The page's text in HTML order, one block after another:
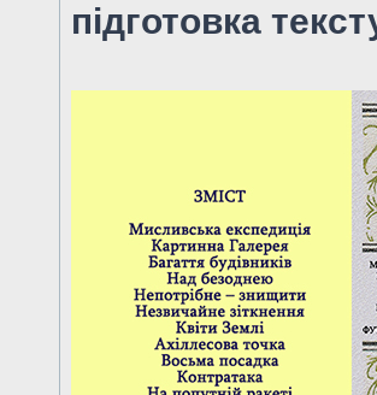
підготовка